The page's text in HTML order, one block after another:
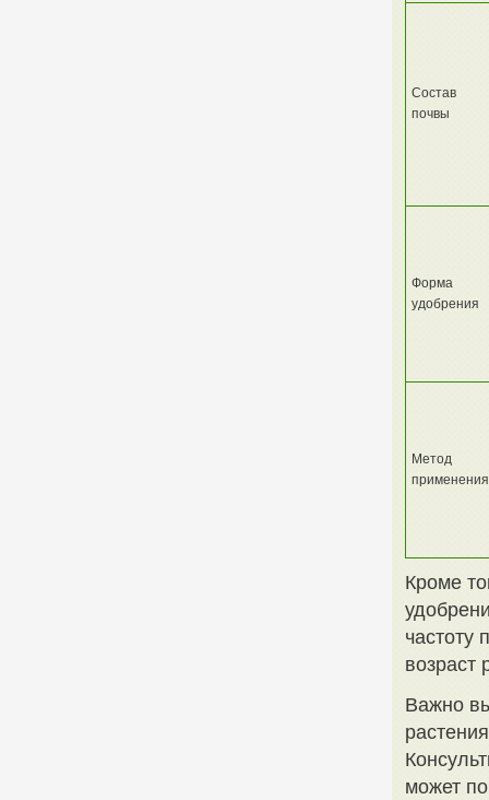
Состав
почвы
Форма
удобрения
Метод
применения
Кроме
частоту
возраст
Важно
может